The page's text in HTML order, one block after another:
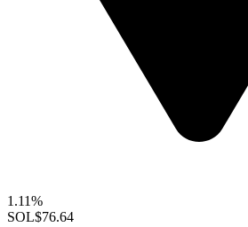
1.11%
SOL$76.64